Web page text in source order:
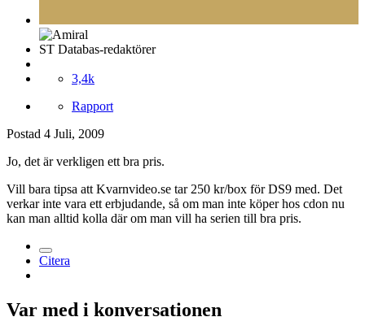
ST Databas-redaktörer
3,4k
Rapport
Postad 4 Juli, 2009
Jo, det är verkligen ett bra pris.
Vill bara tipsa att Kvarnvideo.se tar 250 kr/box för DS9 med. Det
verkar inte vara ett erbjudande, så om man inte köper hos cdon nu
kan man alltid kolla där om man vill ha serien till bra pris.
Citera
Var med i konversationen